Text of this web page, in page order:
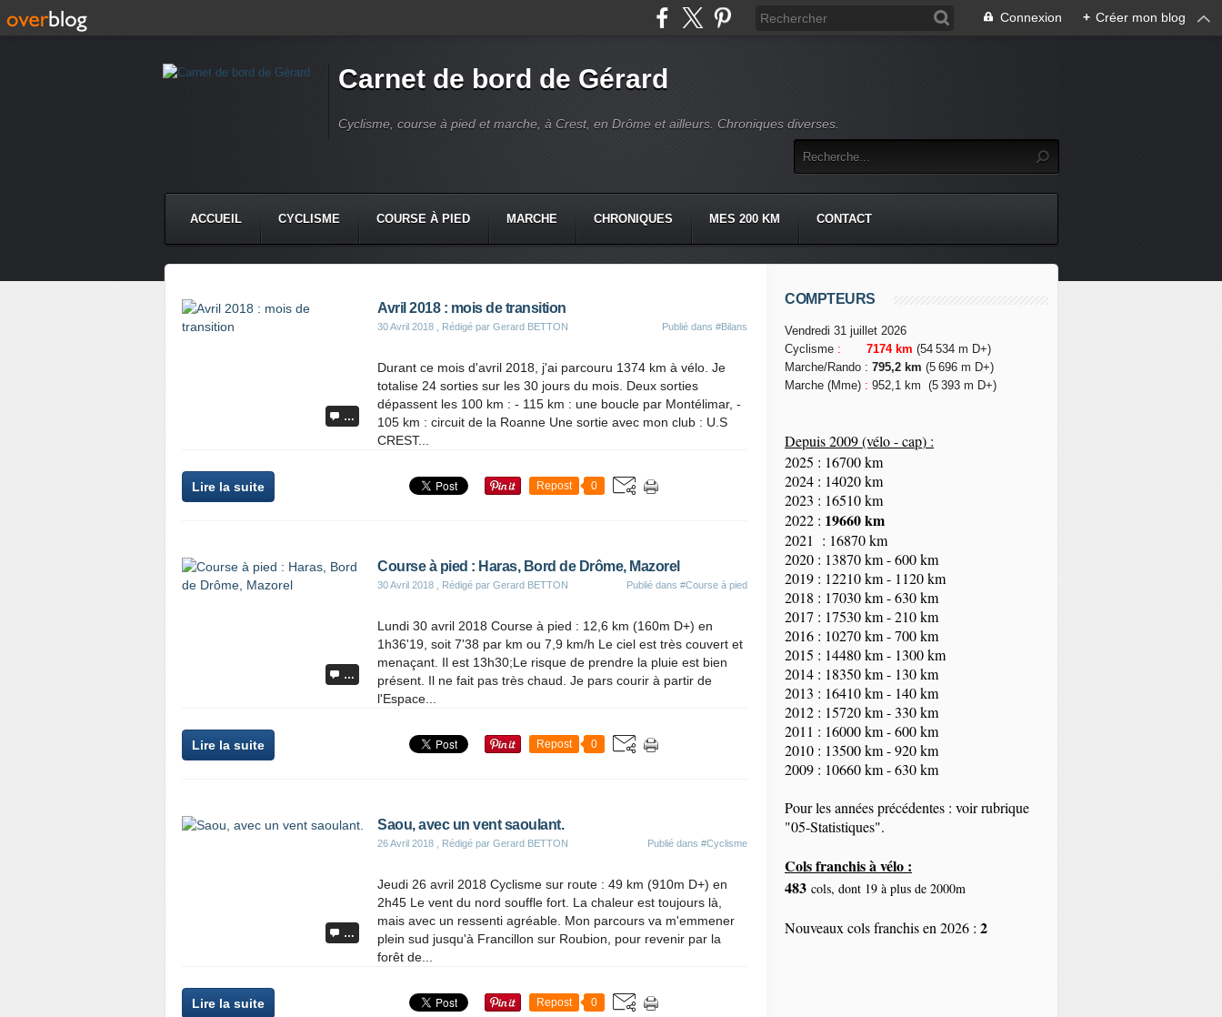
Connexion + Créer mon blog
Carnet de bord de Gérard
Cyclisme, course à pied et marche, à Crest, en Drôme et ailleurs. Chroniques diverses.
ACCUEIL CYCLISME COURSE À PIED MARCHE CHRONIQUES MES 200 KM CONTACT
…
Avril 2018 : mois de transition
30 Avril 2018 , Rédigé par Gerard BETTON Publié dans #Bilans
Durant ce mois d'avril 2018, j'ai parcouru 1374 km à vélo. Je
totalise 24 sorties sur les 30 jours du mois. Deux sorties
dépassent les 100 km : - 115 km : une boucle par Montélimar, -
105 km : circuit de la Roanne Une sortie avec mon club : U.S
CREST...
Lire la suite Repost 0
…
Course à pied : Haras, Bord de Drôme, Mazorel
30 Avril 2018 , Rédigé par Gerard BETTON Publié dans #Course à pied
Lundi 30 avril 2018 Course à pied : 12,6 km (160m D+) en
1h36'19, soit 7'38 par km ou 7,9 km/h Le ciel est très couvert et
menaçant. Il est 13h30;Le risque de prendre la pluie est bien
présent. Il ne fait pas très chaud. Je pars courir à partir de
l'Espace...
Lire la suite Repost 0
…
Saou, avec un vent saoulant.
26 Avril 2018 , Rédigé par Gerard BETTON Publié dans #Cyclisme
Jeudi 26 avril 2018 Cyclisme sur route : 49 km (910m D+) en
2h45 Le vent du nord souffle fort. La chaleur est toujours là,
mais avec un ressenti agréable. Mon parcours va m'emmener
plein sud jusqu'à Francillon sur Roubion, pour revenir par la
forêt de...
Lire la suite Repost 0
COMPTEURS
Vendredi 31 juillet 2026
Cyclisme : 7174 km (54 534 m D+)
Marche/Rando : 795,2 km (5 696 m D+)
Marche (Mme) : 952,1 km (5 393 m D+)
Depuis 2009 (vélo - cap) :
2025 : 16700 km
2024 : 14020 km
2023 : 16510 km
2022 : 19660 km
2021 : 16870 km
2020 : 13870 km - 600 km
2019 : 12210 km - 1120 km
2018 : 17030 km - 630 km
2017 : 17530 km - 210 km
2016 : 10270 km - 700 km
2015 : 14480 km - 1300 km
2014 : 18350km- 130 km
2013 : 16410 km - 140 km
2012 : 15720 km - 330 km
2011 : 16000 km - 600 km
2010 : 13500 km - 920 km
2009 : 10660 km - 630 km
Pour les années précédentes : voir rubrique
"05-Statistiques".
Cols franchis à vélo :
483 cols, dont 19 à plus de 2000m
Nouveaux cols franchis en 2026 : 2